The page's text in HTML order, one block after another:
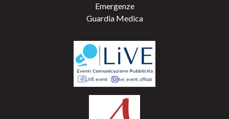
Emergenze
Guardia Medica